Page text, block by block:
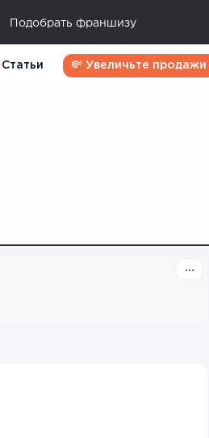
Подобрать франшизу
Статьи 💸 Увеличьте продажи